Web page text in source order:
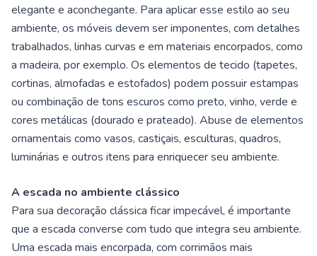
elegante e aconchegante. Para aplicar esse estilo ao seu
ambiente, os móveis devem ser imponentes, com detalhes
trabalhados, linhas curvas e em materiais encorpados, como
a madeira, por exemplo. Os elementos de tecido (tapetes,
cortinas, almofadas e estofados) podem possuir estampas
ou combinação de tons escuros como preto, vinho, verde e
cores metálicas (dourado e prateado). Abuse de elementos
ornamentais como vasos, castiçais, esculturas, quadros,
luminárias e outros itens para enriquecer seu ambiente.
A escada no ambiente clássico
Para sua decoração clássica ficar impecável, é importante
que a escada converse com tudo que integra seu ambiente.
Uma escada mais encorpada, com corrimãos mais